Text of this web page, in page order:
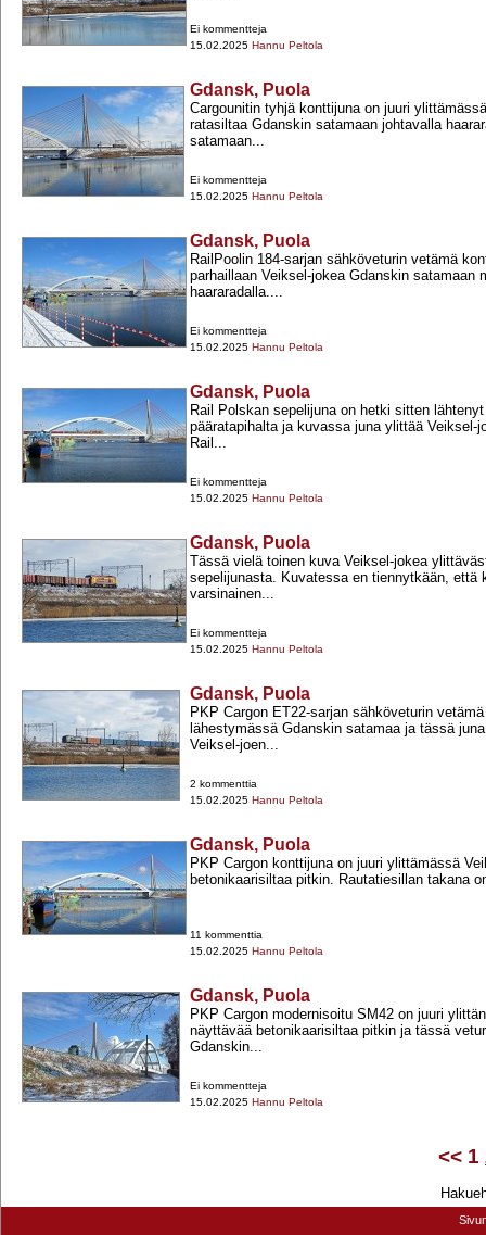
Ei kommentteja
15.02.2025 Hannu Peltola
Gdansk, Puola
Cargounitin tyhjä konttijuna on juuri
ratasiltaa Gdanskin satamaan johtavalla
satamaan...
Ei kommentteja
15.02.2025 Hannu Peltola
Gdansk, Puola
RailPoolin 184-​sarjan sähköveturin vetämä
parhaillaan Veiksel-​jokea Gdanskin satamaan
haararadalla....
Ei kommentteja
15.02.2025 Hannu Peltola
Gdansk, Puola
Rail Polskan sepelijuna on hetki sitten
pääratapihalta ja kuvassa juna ylittää Veiksel-​
Rail...
Ei kommentteja
15.02.2025 Hannu Peltola
Gdansk, Puola
Tässä vielä toinen kuva Veiksel-​jokea
sepelijunasta. Kuvatessa en tiennytkään, että
varsinainen...
Ei kommentteja
15.02.2025 Hannu Peltola
Gdansk, Puola
PKP Cargon ET22-​sarjan sähköveturin
lähestymässä Gdanskin satamaa ja tässä
Veiksel-​joen...
2 kommenttia
15.02.2025 Hannu Peltola
Gdansk, Puola
PKP Cargon konttijuna on juuri ylittämässä
betonikaarisiltaa pitkin. Rautatiesillan takana
11 kommenttia
15.02.2025 Hannu Peltola
Gdansk, Puola
PKP Cargon modernisoitu SM42 on juuri
näyttävää betonikaarisiltaa pitkin ja tässä
Gdanskin...
Ei kommentteja
15.02.2025 Hannu Peltola
<< 1